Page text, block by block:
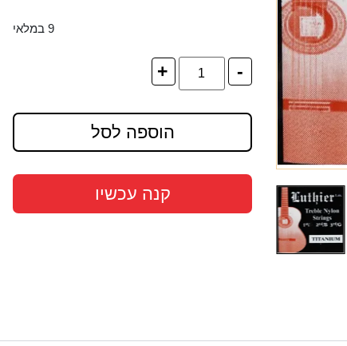
9 במלאי
-
+
הוספה לסל
קנה עכשיו